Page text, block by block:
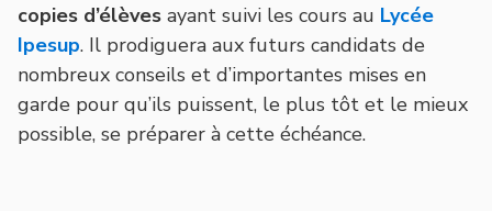
copies d’élèves ayant suivi les cours au Lycée
Ipesup. Il prodiguera aux futurs candidats de
nombreux conseils et d’importantes mises en
garde pour qu’ils puissent, le plus tôt et le mieux
possible, se préparer à cette échéance.